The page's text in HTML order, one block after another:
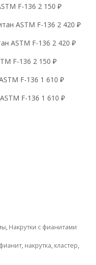
F-136 2 150 ₽
ASTM F-136 2 420 ₽
ASTM F-136 2 420 ₽
F-136 2 150 ₽
F-136 1 610 ₽
F-136 1 610 ₽
, Накрутки с фианитами
фианит, накрутка, кластер,